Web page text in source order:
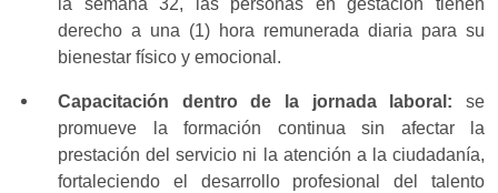
la semana 32, las personas en gestación tienen
derecho a una (1) hora remunerada diaria para su
bienestar físico y emocional.
Capacitación dentro de la jornada laboral: se
promueve la formación continua sin afectar la
prestación del servicio ni la atención a la ciudadanía,
fortaleciendo el desarrollo profesional del talento